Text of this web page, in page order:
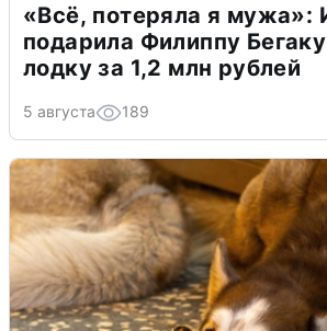
«Всё, потеряла я мужа»:
подарила Филиппу
лодку за 1,2 млн рублей
5 августа 189